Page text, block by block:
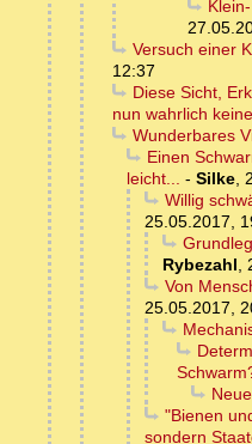
Versuch einer
12:37
Diese Sicht,
nun wahrlich
Wunderbares
Einen
leicht... - Silke,
Willig
25.05.2017,
Rybezahl,
Von
25.05.2017,
"Bienen
sondern